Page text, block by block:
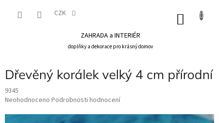
CZK
ZAHRADA a INTERIÉR
doplňky a dekorace pro krásný domov
Dřevěný korálek velký 4 cm přírodní
9345
Průměrné
Neohodnoceno Podrobnosti hodnocení